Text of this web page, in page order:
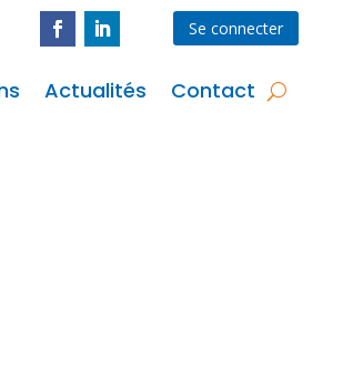
Se connecter
Actualités Contact